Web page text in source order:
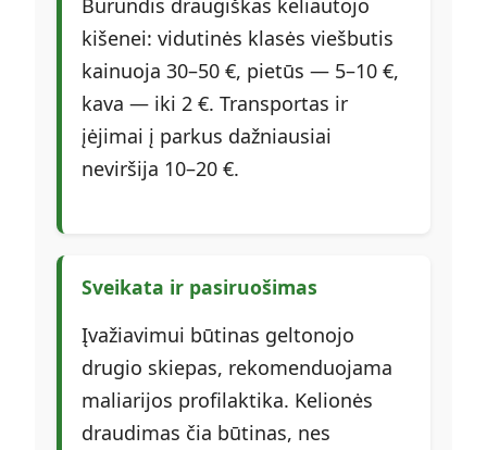
Burundis draugiškas keliautojo
kišenei: vidutinės klasės viešbutis
kainuoja 30–50 €, pietūs — 5–10 €,
kava — iki 2 €. Transportas ir
įėjimai į parkus dažniausiai
neviršija 10–20 €.
Sveikata ir pasiruošimas
Įvažiavimui būtinas geltonojo
drugio skiepas, rekomenduojama
maliarijos profilaktika. Kelionės
draudimas čia būtinas, nes